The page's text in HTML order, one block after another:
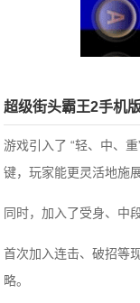
超级街头霸王2手机
游戏引入了 “轻、中、
键，玩家能更灵活地施
同时，加入了受身、中
首次加入连击、破招等
略。